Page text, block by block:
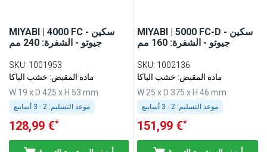
MIYABI | 4000 FC - سكين
جيوتو - الشفرة: 240 مم
SKU: 1001953
مادة المقبض: خشب الباكا
W 19 x D 425 x H 53 mm
موعد التسليم:
128,99 €*
MIYABI | 5000 FC-D - سكين
جيوتو - الشفرة: 160 مم
SKU: 1002136
مادة المقبض: خشب الباكا
W 25 x D 375 x H 46 mm
موعد التسليم:
151,99 €*